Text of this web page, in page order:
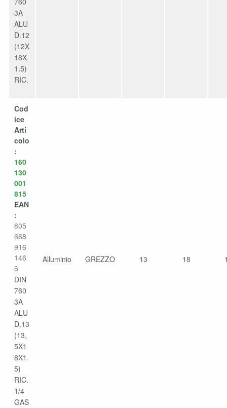
3A
ALU
D.12
(12X
18X
1.5)
RIC.
Cod
ice
Arti
colo
:
160
130
001
815
EAN
:
805
668
916
146
6
DIN
760
3A
ALU
D.13
(13,
5X1
8X1.
5)
RIC.
1/4
GAS
Alluminio GREZZO 13 18